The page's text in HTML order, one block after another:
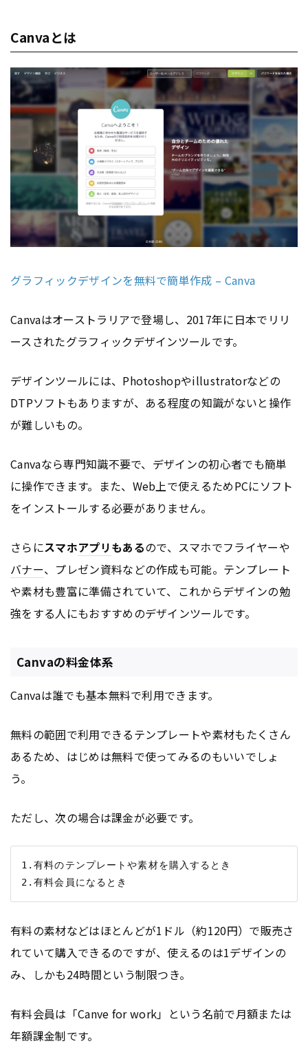
Canvaとは
グラフィックデザインを無料で簡単作成 – Canva
Canvaはオーストラリアで登場し、2017年に日本でリリ
ースされたグラフィックデザインツールです。
デザインツールには、Photoshopやillustratorなどの
DTPソフトもありますが、ある程度の知識がないと操作
が難しいもの。
Canvaなら専門知識不要で、デザインの初心者でも簡単
に操作できます。また、Web上で使えるためPCにソフト
をインストールする必要がありません。
さらにスマホアプリもあるので、スマホでフライヤーや
バナー、プレゼン資料などの作成も可能。テンプレート
や素材も豊富に準備されていて、これからデザインの勉
強をする人にもおすすめのデザインツールです。
Canvaの料金体系
Canvaは誰でも基本無料で利用できます。
無料の範囲で利用できるテンプレートや素材もたくさん
あるため、はじめは無料で使ってみるのもいいでしょ
う。
ただし、次の場合は課金が必要です。
1.有料のテンプレートや素材を購入するとき
有料の素材などはほとんどが1ドル（約120円）で販売さ
れていて購入できるのですが、使えるのは1デザインの
み、しかも24時間という制限つき。
有料会員は「Canve for work」という名前で月額または
年額課金制です。